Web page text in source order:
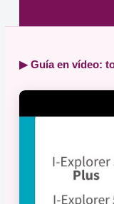
▶ Guía en vídeo: